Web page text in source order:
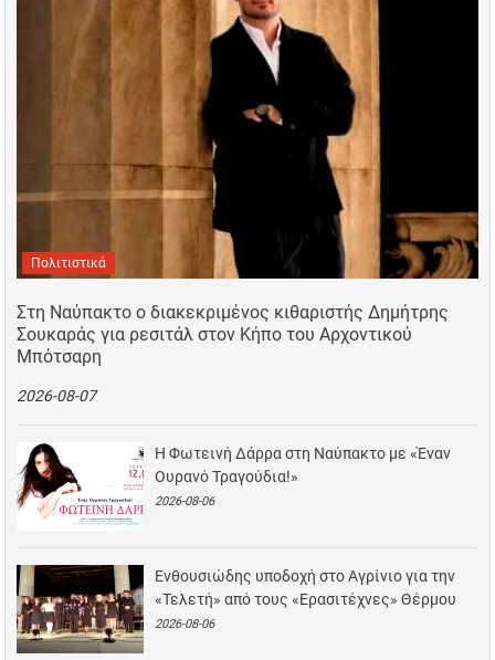
Πολιτιστικά
Στη Ναύπακτο ο διακεκριμένος κιθαριστής Δημήτρης
Σουκαράς για ρεσιτάλ στον Κήπο του Αρχοντικού
Μπότσαρη
2026-08-07
Η Φωτεινή Δάρρα στη Ναύπακτο με «Έναν
Ουρανό Τραγούδια!»
2026-08-06
Ενθουσιώδης υποδοχή στο Αγρίνιο για την
«Τελετή» από τους «Ερασιτέχνες» Θέρμου
2026-08-06